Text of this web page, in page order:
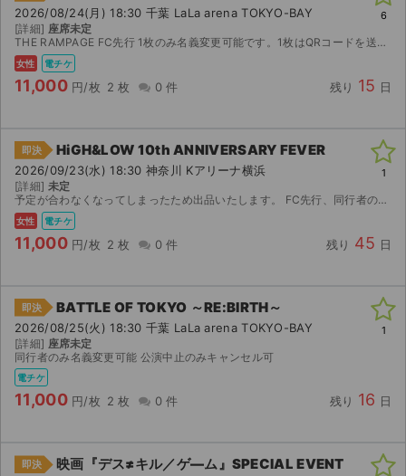
2026/08/24(月) 18:30 千葉 LaLa arena TOKYO-BAY
[詳細] 座席未定
THE RAMPAGE FC先行 1枚のみ名義変更可能です。1枚はQRコードを送信します。ランダムエラー対応不可です。 アプグレではありません。 重複なし
女性 電チケ
11,000 円/枚 2 枚 0 件 残り 15 日
6
即決 HiGH&LOW 10th ANNIVERSARY FEVER
2026/09/23(水) 18:30 神奈川 Kアリーナ横浜
[詳細] 未定
予定が合わなくなってしまったため出品いたします。 FC先行、同行者のみ名義変更可能です。 公演が中止となった場合のみ、手数料を差し引いた金額を返金いたします。 取引確定後のキャンセルはお受けで...
女性 電チケ
11,000 円/枚 2 枚 0 件 残り 45 日
1
即決 BATTLE OF TOKYO ～RE:BIRTH～
2026/08/25(火) 18:30 千葉 LaLa arena TOKYO-BAY
[詳細] 座席未定
同行者のみ名義変更可能 公演中止のみキャンセル可
電チケ
11,000 円/枚 2 枚 0 件 残り 16 日
1
即決 映画『デス≠キル／ゲ―ム』SPECIAL EVENT